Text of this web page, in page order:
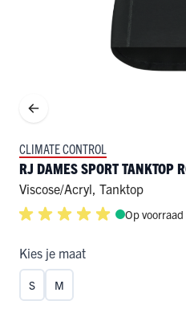
CLIMATE CONTROL
RJ DAMES SPORT TANKTOP
Viscose/acryl, Tanktop
Op voorraad
Kies je maat
S M